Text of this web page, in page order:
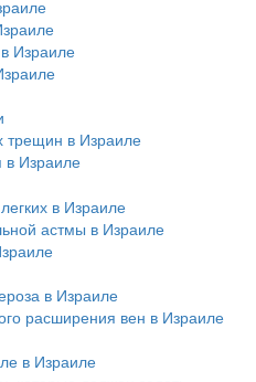
Израиле
трещин в Израиле
в Израиле
в Израиле
астмы в Израиле
в Израиле
расширения вен в Израиле
в Израиле